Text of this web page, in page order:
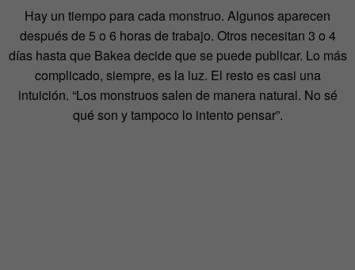
Hay un tiempo para cada monstruo. Algunos aparecen
después de 5 o 6 horas de trabajo. Otros necesitan 3 o 4
días hasta que Bakea decide que se puede publicar. Lo más
complicado, siempre, es la luz. El resto es casi una
intuición. “Los monstruos salen de manera natural. No sé
qué son y tampoco lo intento pensar”.